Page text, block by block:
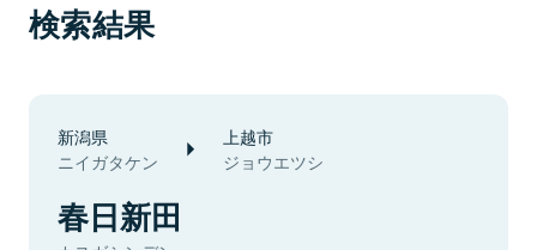
検索結果
新潟県
ニイガタケン
上越市
ジョウエツシ
春日新田